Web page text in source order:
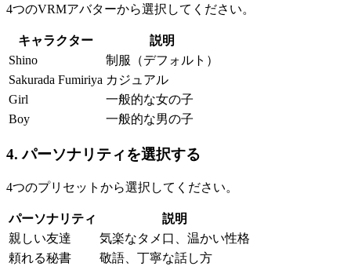
4つのVRMアバターから選択してください。
キャラクター
説明
Shino
制服（デフォルト）
Sakurada Fumiriya カジュアル
Girl
一般的な女の子
Boy
一般的な男の子
4. パーソナリティを選択する
4つのプリセットから選択してください。
パーソナリティ
説明
親しい友達
気楽なタメ口、温かい性格
頼れる秘書
敬語、丁寧な話し方